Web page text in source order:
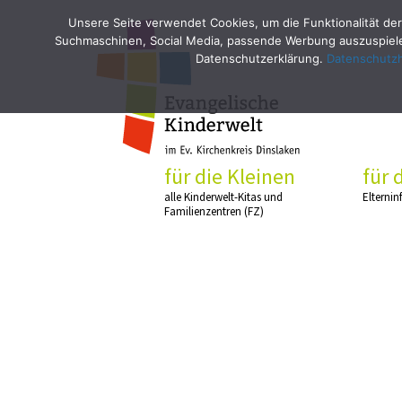
für die Kleinen
alle Kinderwelt-Kitas und
Familienzentren (FZ)
für
Unsere Seite verwendet Cookies, um die Funktionalität
Suchmaschinen, Social Media, passende Werbung
Datenschutzerklärung.